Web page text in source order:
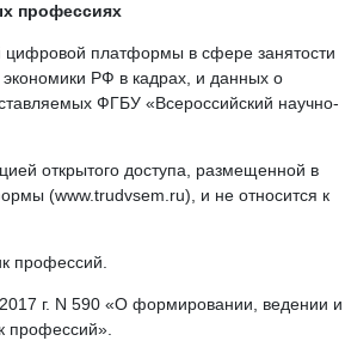
профессиях
платформы в сфере занятости
РФ в кадрах, и данных о
ФГБУ «Всероссийский научно-
открытого доступа, размещенной в
(www.trudvsem.ru), и не относится к
профессий.
г. N 590 «О формировании, ведении и
профессий».